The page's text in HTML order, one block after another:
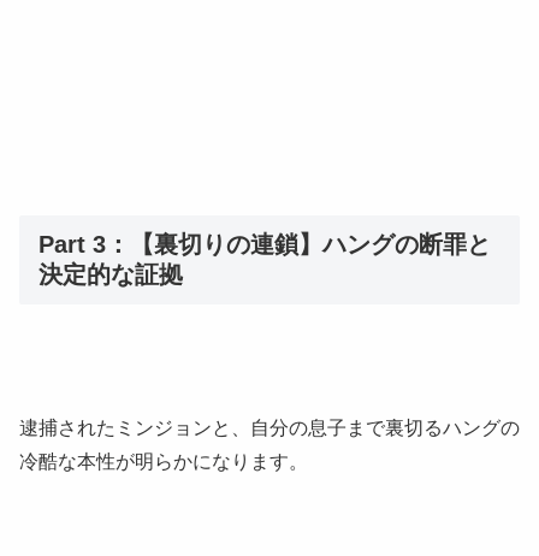
Part 3：【裏切りの連鎖】ハングの断罪と
決定的な証拠
逮捕されたミンジョンと、自分の息子まで裏切るハングの
冷酷な本性が明らかになります。